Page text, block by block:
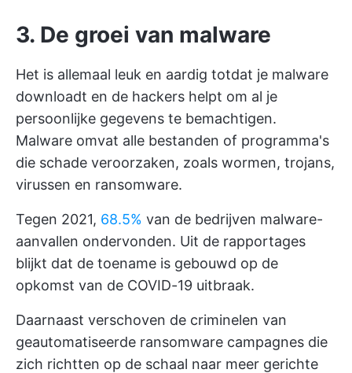
3. De groei van malware
Het is allemaal leuk en aardig totdat je malware
downloadt en de hackers helpt om al je
persoonlijke gegevens te bemachtigen.
Malware omvat alle bestanden of programma's
die schade veroorzaken, zoals wormen, trojans,
virussen en ransomware.
Tegen 2021, 68.5% van de bedrijven malware-
aanvallen ondervonden. Uit de rapportages
blijkt dat de toename is gebouwd op de
opkomst van de COVID-19 uitbraak.
Daarnaast verschoven de criminelen van
geautomatiseerde ransomware campagnes die
zich richtten op de schaal naar meer gerichte